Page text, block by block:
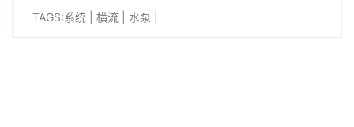
TAGS:系统 横流 水泵